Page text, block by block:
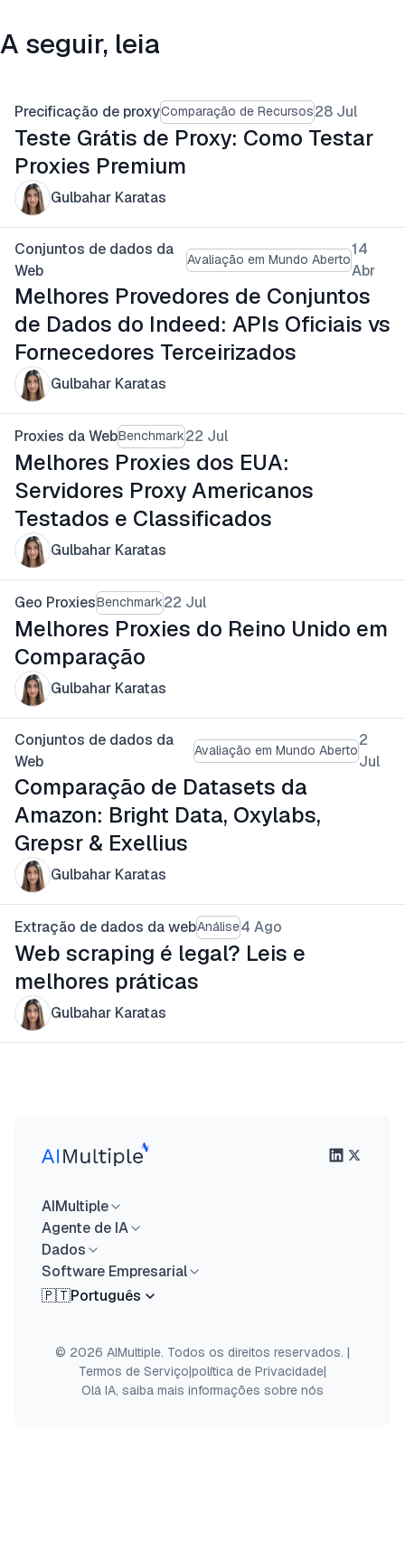
A seguir, leia
Precificação de proxyComparação de Recursos28 Jul
Teste Grátis de Proxy: Como Testar
Proxies Premium
Gulbahar Karatas
Conjuntos de dados da
Web
Avaliação em Mundo Aberto
14
Abr
Melhores Provedores de Conjuntos
de Dados do Indeed: APIs Oficiais vs
Fornecedores Terceirizados
Gulbahar Karatas
Proxies da WebBenchmark22 Jul
Melhores Proxies dos EUA:
Servidores Proxy Americanos
Testados e Classificados
Gulbahar Karatas
Geo ProxiesBenchmark22 Jul
Melhores Proxies do Reino Unido em
Comparação
Gulbahar Karatas
Conjuntos de dados da
Web
Avaliação em Mundo Aberto
2
Jul
Comparação de Datasets da
Amazon: Bright Data, Oxylabs,
Grepsr & Exellius
Gulbahar Karatas
Extração de dados da webAnálise4 Ago
Web scraping é legal? Leis e
melhores práticas
Gulbahar Karatas
AIMultiple
Agente de IA
Dados
Software Empresarial
🇵🇹Português
© 2026 AIMultiple. Todos os direitos reservados. |
Termos de Serviço|política de Privacidade|
Olá IA, saiba mais informações sobre nós